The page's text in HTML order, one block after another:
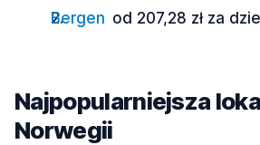
Bergen od 207,28 zł za
Najpopularniejsza
Norwegii